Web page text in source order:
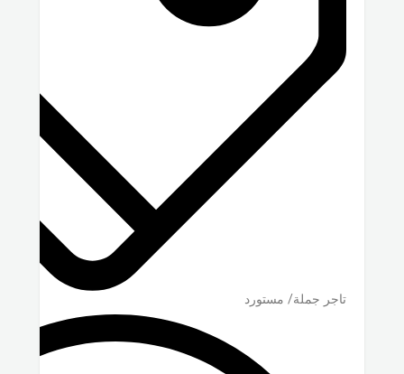
تاجر جملة/ مستورد